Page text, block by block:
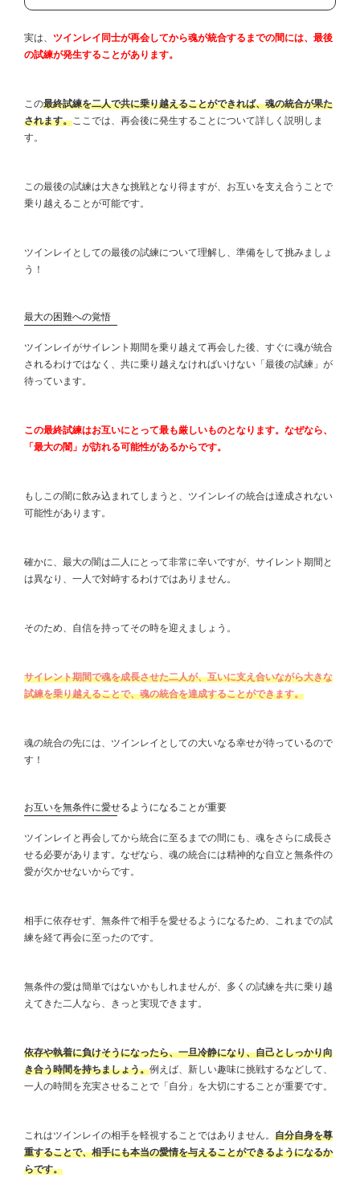
実は、 ツインレイ同士が再会してから魂が統合するまでの間には、最後
の試練が発生することがあります。
この最終試練を二人で共に乗り越えることができれば、魂の統合が果た
されます。ここでは、再会後に発生することについて詳しく説明しま
す。
この最後の試練は大きな挑戦となり得ますが、お互いを支え合うことで
乗り越えることが可能です。
ツインレイとしての最後の試練について理解し、準備をして挑みましょ
う！
最大の困難への覚悟
ツインレイがサイレント期間を乗り越えて再会した後、すぐに魂が統合
されるわけではなく、共に乗り越えなければいけない「最後の試練」が
待っています。
この最終試練はお互いにとって最も厳しいものとなります。なぜなら、
「最大の闇」が訪れる可能性があるからです。
もしこの闇に飲み込まれてしまうと、ツインレイの統合は達成されない
可能性があります。
確かに、最大の闇は二人にとって非常に辛いですが、サイレント期間と
は異なり、一人で対峙するわけではありません。
そのため、自信を持ってその時を迎えましょう。
サイレント期間で魂を成長させた二人が、互いに支え合いながら大きな
試練を乗り越えることで、魂の統合を達成することができます。
魂の統合の先には、ツインレイとしての大いなる幸せが待っているので
す！
お互いを無条件に愛せるようになることが重要
ツインレイと再会してから統合に至るまでの間にも、魂をさらに成長さ
せる必要があります。なぜなら、魂の統合には精神的な自立と無条件の
愛が欠かせないからです。
相手に依存せず、無条件で相手を愛せるようになるため、これまでの試
練を経て再会に至ったのです。
無条件の愛は簡単ではないかもしれませんが、多くの試練を共に乗り越
えてきた二人なら、きっと実現できます。
依存や執着に負けそうになったら、一旦冷静になり、自己としっかり向
き合う時間を持ちましょう。例えば、新しい趣味に挑戦するなどして、
一人の時間を充実させることで「自分」を大切にすることが重要です。
これはツインレイの相手を軽視することではありません。 自分自身を尊
重することで、相手にも本当の愛情を与えることができるようになるか
らです。